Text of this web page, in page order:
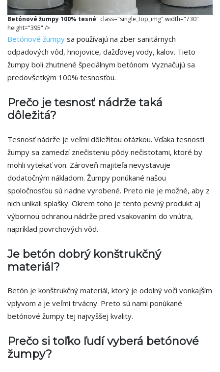
Betónové žumpy 100% tesné" class="single_top_img" width="730"
height="395" />
Betónové žumpy sa používajú na zber sanitárnych
odpadových vôd, hnojovice, dažďovej vody, kalov. Tieto
žumpy boli zhutnené špeciálnym betónom. Vyznačujú sa
predovšetkým 100% tesnosťou.
Prečo je tesnosť nádrže taká
dôležitá?
Tesnosť nádrže je veľmi dôležitou otázkou. Vďaka tesnosti
žumpy sa zamedzí znečisteniu pôdy nečistotami, ktoré by
mohli vytekať von. Zároveň majiteľa nevystavuje
dodatočným nákladom. Žumpy ponúkané našou
spoločnosťou sú riadne vyrobené. Preto nie je možné, aby z
nich unikali splašky. Okrem toho je tento pevný produkt aj
výbornou ochranou nádrže pred vsakovaním do vnútra,
napríklad povrchových vôd.
Je betón dobrý konštrukčný
materiál?
Betón je konštrukčný materiál, ktorý je odolný voči vonkajším
vplyvom a je veľmi trvácny. Preto sú nami ponúkané
betónové žumpy tej najvyššej kvality.
Prečo si toľko ľudí vyberá betónové
žumpy?